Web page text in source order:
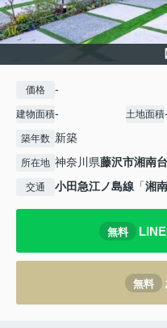
価格 -
建物面積- 土地面積
築年数 新築
所在地 神奈川県藤沢市湘南台
交通 小田急江ノ島線 「湘
無料
無料